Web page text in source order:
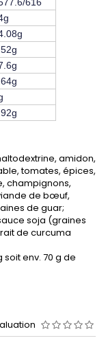
amidon,
tomates, épices,
champignons,
de bœuf,
de guar;
soja (graines
de curcuma
soit env. 70 g de